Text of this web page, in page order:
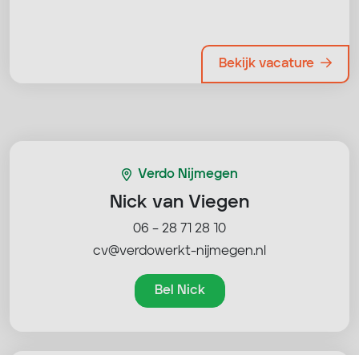
Bekijk vacature
Verdo Nijmegen
Nick van Viegen
06 – 28 71 28 10
cv@verdowerkt-nijmegen.nl
Bel Nick